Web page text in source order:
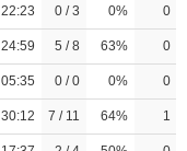
22:23 0 / 3 0% 0
24:59 5 / 8 63% 0
05:35 0 / 0 0% 0
30:12 7 / 11 64% 1